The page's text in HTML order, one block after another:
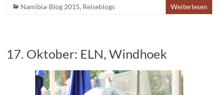
Namibia-Blog 2015, Reiseblogs Weiterlesen
17. Oktober: ELN, Windhoek